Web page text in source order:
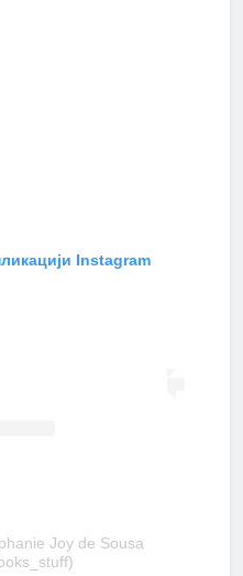
Instagram
Joy de Sousa